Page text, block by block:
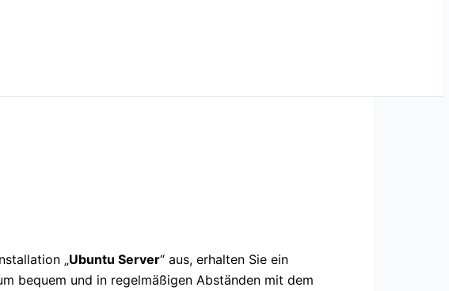
„Ubuntu Server“ aus, erhalten Sie ein
bequem und in regelmäßigen Abständen mit dem